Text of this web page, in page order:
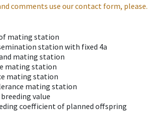
comments use our contact form, please.
mating station
station with fixed 4a
mating station
mating station
mating station
mating station
value
coefficient of planned offspring